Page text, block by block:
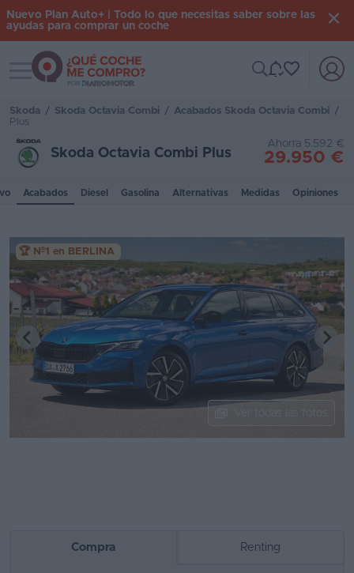
Iniciar
Inicio
Coches
Renting
Suscripción
Stock
KM
0
Segunda
mano
Nuevo Plan Auto+ | Todo lo que necesitas saber sobre las
ayudas para comprar un coche
Toggle navigation
Skoda / Skoda Octavia Combi / Acabados Skoda Octavia Combi
/
Plus
Skoda Octavia Combi Plus
Ahorra 5.592 €
29.950 €
Acabados Diesel Gasolina Alternativas Medidas Opiniones
🏆 Nº1 en BERLINA
Ver todas las fotos
Compra Renting